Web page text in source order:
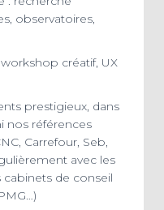
observatoires,
créatif, UX
prestigieux, dans
nos références
Carrefour, Seb,
avec les
cabinets de conseil